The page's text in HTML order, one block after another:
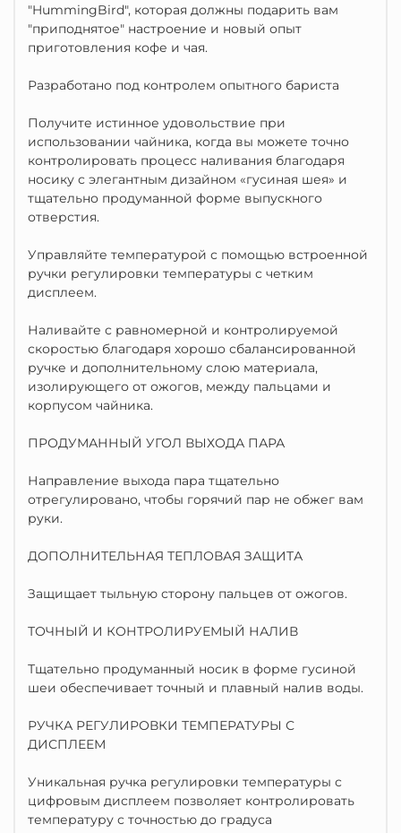
"HummingBird", которая должны подарить вам
"приподнятое" настроение и новый опыт
приготовления кофе и чая.
Разработано под контролем опытного бариста
Получите истинное удовольствие при
использовании чайника, когда вы можете точно
контролировать процесс наливания благодаря
носику с элегантным дизайном «гусиная шея» и
тщательно продуманной форме выпускного
отверстия.
Управляйте температурой с помощью встроенной
ручки регулировки температуры с четким
дисплеем.
Наливайте с равномерной и контролируемой
скоростью благодаря хорошо сбалансированной
ручке и дополнительному слою материала,
изолирующего от ожогов, между пальцами и
корпусом чайника.
ПРОДУМАННЫЙ УГОЛ ВЫХОДА ПАРА
Направление выхода пара тщательно
отрегулировано, чтобы горячий пар не обжег вам
руки.
ДОПОЛНИТЕЛЬНАЯ ТЕПЛОВАЯ ЗАЩИТА
Защищает тыльную сторону пальцев от ожогов.
ТОЧНЫЙ И КОНТРОЛИРУЕМЫЙ НАЛИВ
Тщательно продуманный носик в форме гусиной
шеи обеспечивает точный и плавный налив воды.
РУЧКА РЕГУЛИРОВКИ ТЕМПЕРАТУРЫ С
ДИСПЛЕЕМ
Уникальная ручка регулировки температуры с
цифровым дисплеем позволяет контролировать
температуру с точностью до градуса